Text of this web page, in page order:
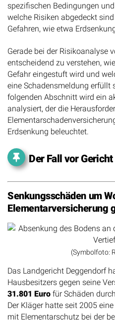
spezifischen Bedingungen
welche Risiken abgedeckt
Gefahren, wie etwa
Gerade bei der Risikoanalyse
entscheidend zu verstehen,
Gefahr eingestuft wird und
eine Schadensmeldung erfüllt
folgenden Abschnitt wird ein
analysiert, der die
Erdsenkung beleuchtet.
Der Fall vor Gericht
Senkungsschäden um
Elementarversicherung
(Symbolfoto:
Das Landgericht Deggendorf
Hausbesitzers gegen seine
31.801 Euro für Schäden
Der Kläger hatte seit 2005
mit Elementarschutz bei der